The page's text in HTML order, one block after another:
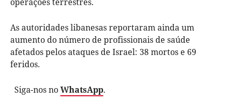
As autoridades libanesas reportaram ainda um
aumento do número de profissionais de saúde
afetados pelos ataques de Israel: 38 mortos e 69
feridos.
Siga-nos noWhatsApp.